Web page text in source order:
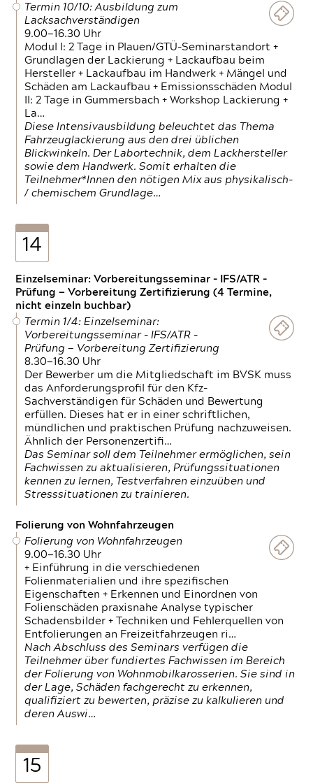
Termin 10/10: Ausbildung zum
Lacksachverständigen
9.00—16.30 Uhr
Modul I: 2 Tage in Plauen/GTÜ-Seminarstandort +
Grundlagen der Lackierung + Lackaufbau beim
Hersteller + Lackaufbau im Handwerk + Mängel und
Schäden am Lackaufbau + Emissionsschäden Modul
II: 2 Tage in Gummersbach + Workshop Lackierung +
La…
Diese Intensivausbildung beleuchtet das Thema
Fahrzeuglackierung aus den drei üblichen
Blickwinkeln. Der Labortechnik, dem Lackhersteller
sowie dem Handwerk. Somit erhalten die
Teilnehmer*Innen den nötigen Mix aus physikalisch-
/ chemischem Grundlage…
14
Einzelseminar: Vorbereitungsseminar - IFS/ATR -
Prüfung — Vorbereitung Zertifizierung (4 Termine,
nicht einzeln buchbar)
Termin 1/4: Einzelseminar:
Vorbereitungsseminar - IFS/ATR -
Prüfung — Vorbereitung Zertifizierung
8.30—16.30 Uhr
Der Bewerber um die Mitgliedschaft im BVSK muss
das Anforderungsprofil für den Kfz-
Sachverständigen für Schäden und Bewertung
erfüllen. Dieses hat er in einer schriftlichen,
mündlichen und praktischen Prüfung nachzuweisen.
Ähnlich der Personenzertifi…
Das Seminar soll dem Teilnehmer ermöglichen, sein
Fachwissen zu aktualisieren, Prüfungssituationen
kennen zu lernen, Testverfahren einzuüben und
Stresssituationen zu trainieren.
Folierung von Wohnfahrzeugen
Folierung von Wohnfahrzeugen
9.00—16.30 Uhr
+ Einführung in die verschiedenen
Folienmaterialien und ihre spezifischen
Eigenschaften + Erkennen und Einordnen von
Folienschäden praxisnahe Analyse typischer
Schadensbilder + Techniken und Fehlerquellen von
Entfolierungen an Freizeitfahrzeugen ri…
Nach Abschluss des Seminars verfügen die
Teilnehmer über fundiertes Fachwissen im Bereich
der Folierung von Wohnmobilkarosserien. Sie sind in
der Lage, Schäden fachgerecht zu erkennen,
qualifiziert zu bewerten, präzise zu kalkulieren und
deren Auswi…
15